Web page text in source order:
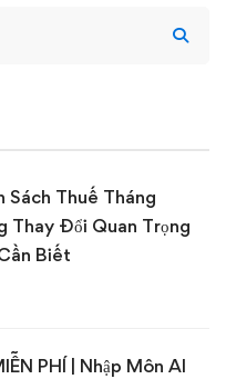
Sách Thuế Tháng
Thay Đổi Quan Trọng
Biết
PHÍ | Nhập Môn AI